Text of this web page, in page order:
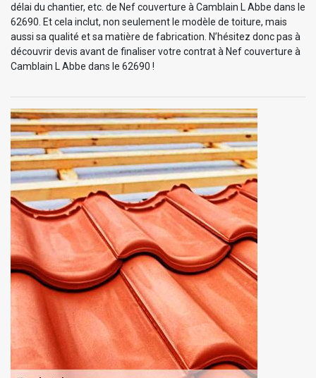
délai du chantier, etc. de Nef couverture à Camblain L Abbe dans le
62690. Et cela inclut, non seulement le modèle de toiture, mais
aussi sa qualité et sa matière de fabrication. N’hésitez donc pas à
découvrir devis avant de finaliser votre contrat à Nef couverture à
Camblain L Abbe dans le 62690 !